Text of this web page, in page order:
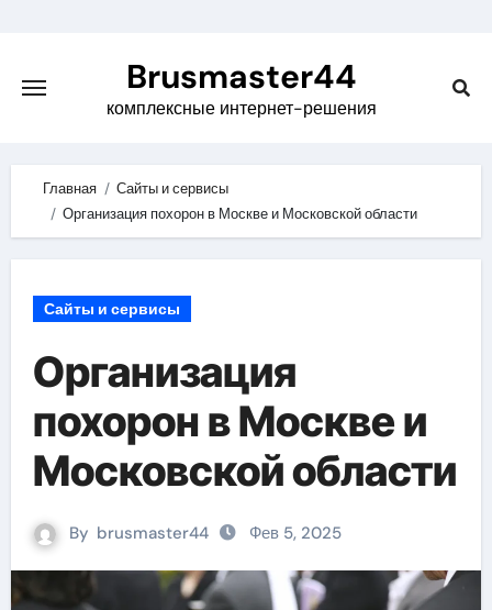
content
Brusmaster44
комплексные интернет-решения
Главная
Сайты и сервисы
Организация похорон в Москве и Московской области
Сайты и сервисы
Организация
похорон в Москве и
Московской области
By brusmaster44 Фев 5, 2025